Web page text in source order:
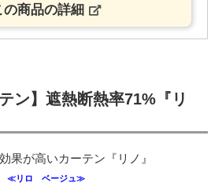
の商品の詳細
ン】遮熱断熱率71%『リ
≪リロ ベージュ≫